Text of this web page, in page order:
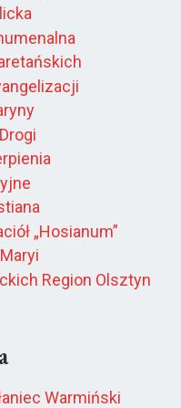
„Hosianum”
Region Olsztyn
Warmiński